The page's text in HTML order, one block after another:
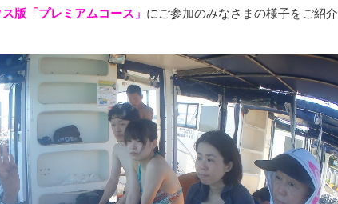
版「プレミアムコース」 にご参加のみなさまの様子をご紹介